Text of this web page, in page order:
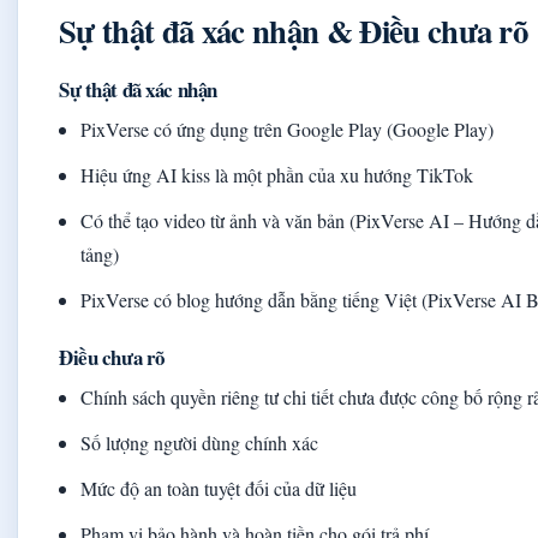
Sự thật đã xác nhận & Điều chưa rõ
Sự thật đã xác nhận
PixVerse có ứng dụng trên Google Play (Google Play)
Hiệu ứng AI kiss là một phần của xu hướng TikTok
Có thể tạo video từ ảnh và văn bản (PixVerse AI – Hướng
tảng)
PixVerse có blog hướng dẫn bằng tiếng Việt (PixVerse AI
Điều chưa rõ
Chính sách quyền riêng tư chi tiết chưa được công bố rộng
Số lượng người dùng chính xác
Mức độ an toàn tuyệt đối của dữ liệu